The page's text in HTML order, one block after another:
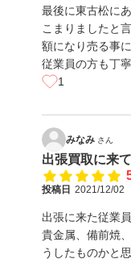
最後に東古松に
こまりましたと
額になり売る事に
従業員の方も丁
1
みなみ さん
出張買取に来
投稿日 2021/12/02
出張に来た従業
貴金属、備前焼
うしたものかと